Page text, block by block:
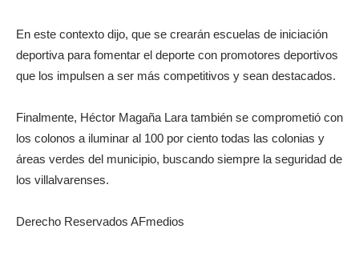
En este contexto dijo, que se crearán escuelas de iniciación
deportiva para fomentar el deporte con promotores deportivos
que los impulsen a ser más competitivos y sean destacados.
Finalmente, Héctor Magaña Lara también se comprometió con
los colonos a iluminar al 100 por ciento todas las colonias y
áreas verdes del municipio, buscando siempre la seguridad de
los villalvarenses.
Derecho Reservados AFmedios